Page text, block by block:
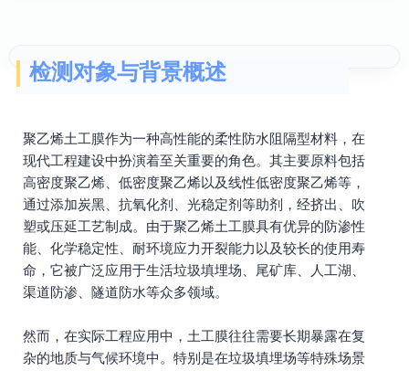
检测对象与背景概述
聚乙烯土工膜作为一种高性能的柔性防水阻隔型材料，在
现代工程建设中扮演着至关重要的角色。其主要原料包括
高密度聚乙烯、低密度聚乙烯以及线性低密度聚乙烯等，
通过添加炭黑、抗氧化剂、光稳定剂等助剂，经挤出、吹
塑或压延工艺制成。由于聚乙烯土工膜具有优异的防渗性
能、化学稳定性、耐环境应力开裂能力以及较长的使用寿
命，它被广泛应用于生活垃圾填埋场、尾矿库、人工湖、
渠道防渗、隧道防水等众多领域。
然而，在实际工程应用中，土工膜往往需要长期暴露在复
杂的地质与气候环境中。特别是在垃圾填埋场等特殊场景